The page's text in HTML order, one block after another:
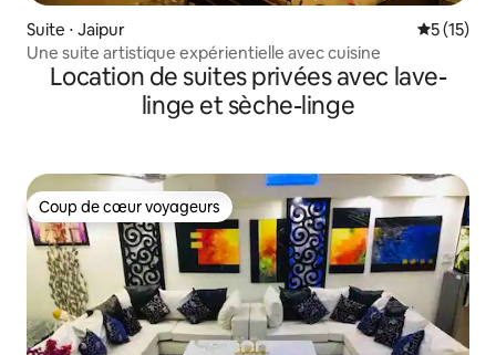
Suite ⋅ Jaipur
5 (15)
Une suite artistique expérientielle avec cuisine
Location de suites privées avec lave-
linge et sèche-linge
Coup de cœur voyageurs
Coup de cœur voyageurs